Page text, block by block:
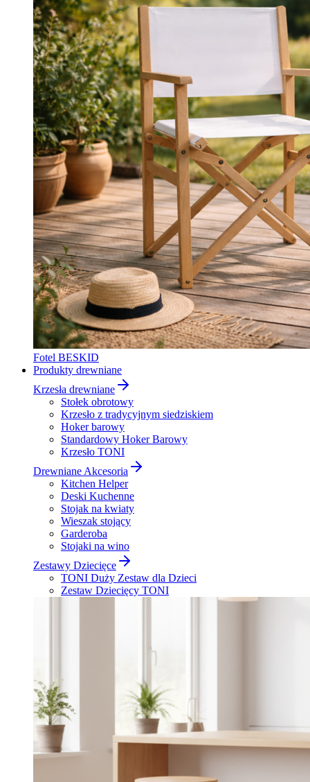
Fotel BESKID
Produkty drewniane
Krzesła drewniane
Stołek obrotowy
Krzesło z tradycyjnym siedziskiem
Hoker barowy
Standardowy Hoker Barowy
Krzesło TONI
Drewniane Akcesoria
Kitchen Helper
Deski Kuchenne
Stojak na kwiaty
Wieszak stojący
Garderoba
Stojaki na wino
Zestawy Dziecięce
TONI Duży Zestaw dla Dzieci
Zestaw Dziecięcy TONI